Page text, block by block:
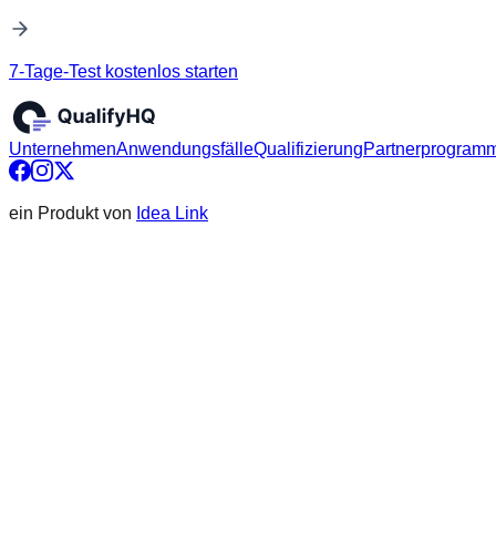
7-Tage-Test kostenlos starten
UnternehmenAnwendungsfälleQualifizierung
ein Produkt von Idea Link